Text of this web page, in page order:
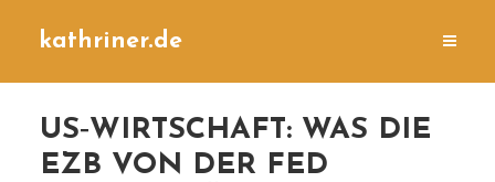
kathriner.de
US‐WIRTSCHAFT: WAS DIE
EZB VON DER FED